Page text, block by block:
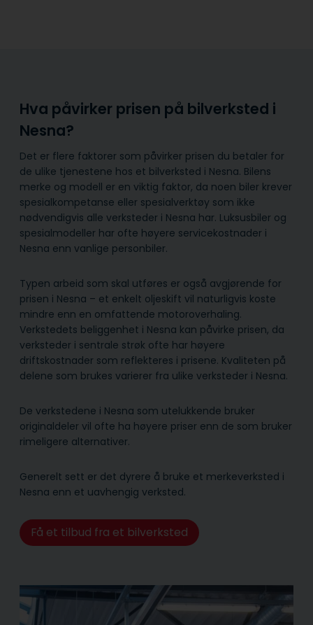
Hva påvirker prisen på bilverksted i
Nesna?
Det er flere faktorer som påvirker prisen du betaler for
de ulike tjenestene hos et bilverksted i Nesna. Bilens
merke og modell er en viktig faktor, da noen biler krever
spesialkompetanse eller spesialverktøy som ikke
nødvendigvis alle verksteder i Nesna har. Luksusbiler og
spesialmodeller har ofte høyere servicekostnader i
Nesna enn vanlige personbiler.
Typen arbeid som skal utføres er også avgjørende for
prisen i Nesna – et enkelt oljeskift vil naturligvis koste
mindre enn en omfattende motoroverhaling.
Verkstedets beliggenhet i Nesna kan påvirke prisen, da
verksteder i sentrale strøk ofte har høyere
driftskostnader som reflekteres i prisene. Kvaliteten på
delene som brukes varierer fra ulike verksteder i Nesna.
De verkstedene i Nesna som utelukkende bruker
originaldeler vil ofte ha høyere priser enn de som bruker
rimeligere alternativer.
Generelt sett er det dyrere å bruke et merkeverksted i
Nesna enn et uavhengig verksted.
Få et tilbud fra et bilverksted